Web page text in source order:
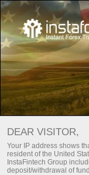
DEAR VISITOR,
Your IP address shows
resident of the United
InstaFintech Group
deposit/withdrawal of